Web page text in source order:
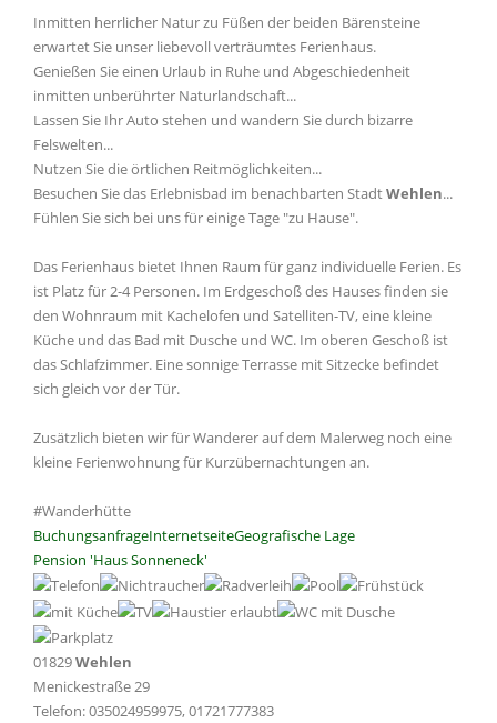
Inmitten herrlicher Natur zu Füßen der beiden Bärensteine
erwartet Sie unser liebevoll verträumtes Ferienhaus.
Genießen Sie einen Urlaub in Ruhe und Abgeschiedenheit
inmitten unberührter Naturlandschaft...
Lassen Sie Ihr Auto stehen und wandern Sie durch bizarre
Felswelten...
Nutzen Sie die örtlichen Reitmöglichkeiten...
Besuchen Sie das Erlebnisbad im benachbarten StadtWehlen...
Fühlen Sie sich bei uns für einige Tage "zu Hause".
Das Ferienhaus bietet Ihnen Raum für ganz individuelle Ferien. Es
ist Platz für 2-4 Personen. Im Erdgeschoß des Hauses finden sie
den Wohnraum mit Kachelofen und Satelliten-TV, eine kleine
Küche und das Bad mit Dusche und WC. Im oberen Geschoß ist
das Schlafzimmer. Eine sonnige Terrasse mit Sitzecke befindet
sich gleich vor der Tür.
Zusätzlich bieten wir für Wanderer auf dem Malerweg noch eine
kleine Ferienwohnung für Kurzübernachtungen an.
#Wanderhütte
BuchungsanfrageInternetseiteGeografische Lage
Pension 'Haus Sonneneck'
01829Wehlen
Menickestraße 29
Telefon: 035024959975, 01721777383